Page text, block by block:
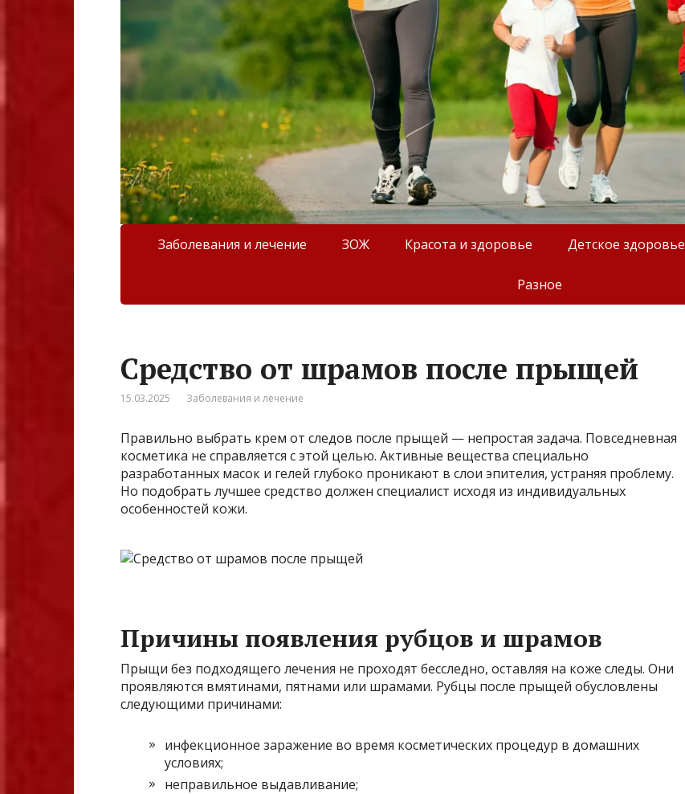
Заболевания и лечение ЗОЖ Красота и здоровье Детское здоровье
Разное
Средство от шрамов после прыщей
15.03.2025 Заболевания и лечение
Правильно выбрать крем от следов после прыщей — непростая задача. Повседневная
косметика не справляется с этой целью. Активные вещества специально
разработанных масок и гелей глубоко проникают в слои эпителия, устраняя проблему.
Но подобрать лучшее средство должен специалист исходя из индивидуальных
особенностей кожи.
Причины появления рубцов и шрамов
Прыщи без подходящего лечения не проходят бесследно, оставляя на коже следы. Они
проявляются вмятинами, пятнами или шрамами. Рубцы после прыщей обусловлены
следующими причинами:
инфекционное заражение во время косметических процедур в домашних
условиях;
неправильное выдавливание;